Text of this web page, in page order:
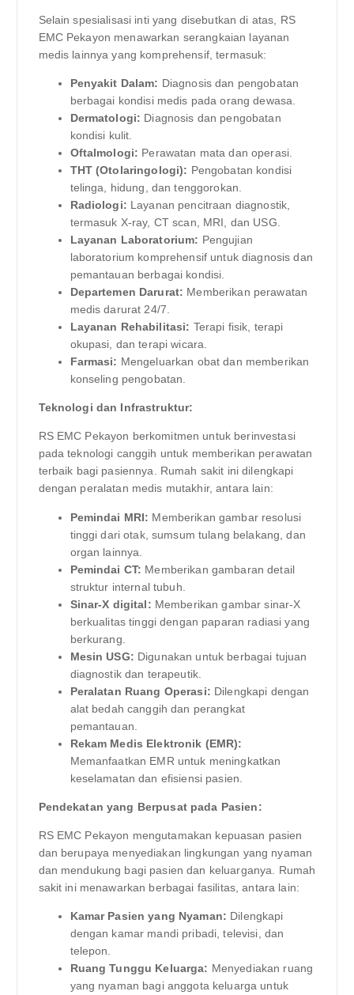
Selain spesialisasi inti yang disebutkan di atas, RS
EMC Pekayon menawarkan serangkaian layanan
medis lainnya yang komprehensif, termasuk:
Penyakit Dalam: Diagnosis dan pengobatan
berbagai kondisi medis pada orang dewasa.
Dermatologi: Diagnosis dan pengobatan
kondisi kulit.
Oftalmologi: Perawatan mata dan operasi.
THT (Otolaringologi): Pengobatan kondisi
telinga, hidung, dan tenggorokan.
Radiologi: Layanan pencitraan diagnostik,
termasuk X-ray, CT scan, MRI, dan USG.
Layanan Laboratorium: Pengujian
laboratorium komprehensif untuk diagnosis dan
pemantauan berbagai kondisi.
Departemen Darurat: Memberikan perawatan
medis darurat 24/7.
Layanan Rehabilitasi: Terapi fisik, terapi
okupasi, dan terapi wicara.
Farmasi: Mengeluarkan obat dan memberikan
konseling pengobatan.
Teknologi dan Infrastruktur:
RS EMC Pekayon berkomitmen untuk berinvestasi
pada teknologi canggih untuk memberikan perawatan
terbaik bagi pasiennya. Rumah sakit ini dilengkapi
dengan peralatan medis mutakhir, antara lain:
Pemindai MRI: Memberikan gambar resolusi
tinggi dari otak, sumsum tulang belakang, dan
organ lainnya.
Pemindai CT: Memberikan gambaran detail
struktur internal tubuh.
Sinar-X digital: Memberikan gambar sinar-X
berkualitas tinggi dengan paparan radiasi yang
berkurang.
Mesin USG: Digunakan untuk berbagai tujuan
diagnostik dan terapeutik.
Peralatan Ruang Operasi: Dilengkapi dengan
alat bedah canggih dan perangkat
pemantauan.
Rekam Medis Elektronik (EMR):
Memanfaatkan EMR untuk meningkatkan
keselamatan dan efisiensi pasien.
Pendekatan yang Berpusat pada Pasien:
RS EMC Pekayon mengutamakan kepuasan pasien
dan berupaya menyediakan lingkungan yang nyaman
dan mendukung bagi pasien dan keluarganya. Rumah
sakit ini menawarkan berbagai fasilitas, antara lain:
Kamar Pasien yang Nyaman: Dilengkapi
dengan kamar mandi pribadi, televisi, dan
telepon.
Ruang Tunggu Keluarga: Menyediakan ruang
yang nyaman bagi anggota keluarga untuk